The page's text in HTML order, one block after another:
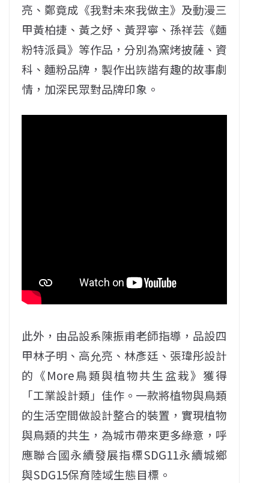
亮、鄭竟成《我對未來我做主》及動漫三
甲黃柏捷、黃之妤、黃羿寧、孫祥芸《麵
粉特派員》等作品，分別為窯烤披薩、資
科、麵粉品牌，製作出詼諧有趣的故事劇
情，加深民眾對品牌印象。
此外，由品設系陳振甫老師指導，品設四
甲林子明、高允亮、林彥廷、張瑋彤設計
的《More鳥類與植物共生盆栽》獲得
「工業設計類」佳作。一款將植物與鳥類
的生活空間做設計整合的裝置，實現植物
與鳥類的共生，為城市帶來更多綠意，呼
應聯合國永續發展指標SDG11永續城鄉
與SDG15保育陸域生態目標。